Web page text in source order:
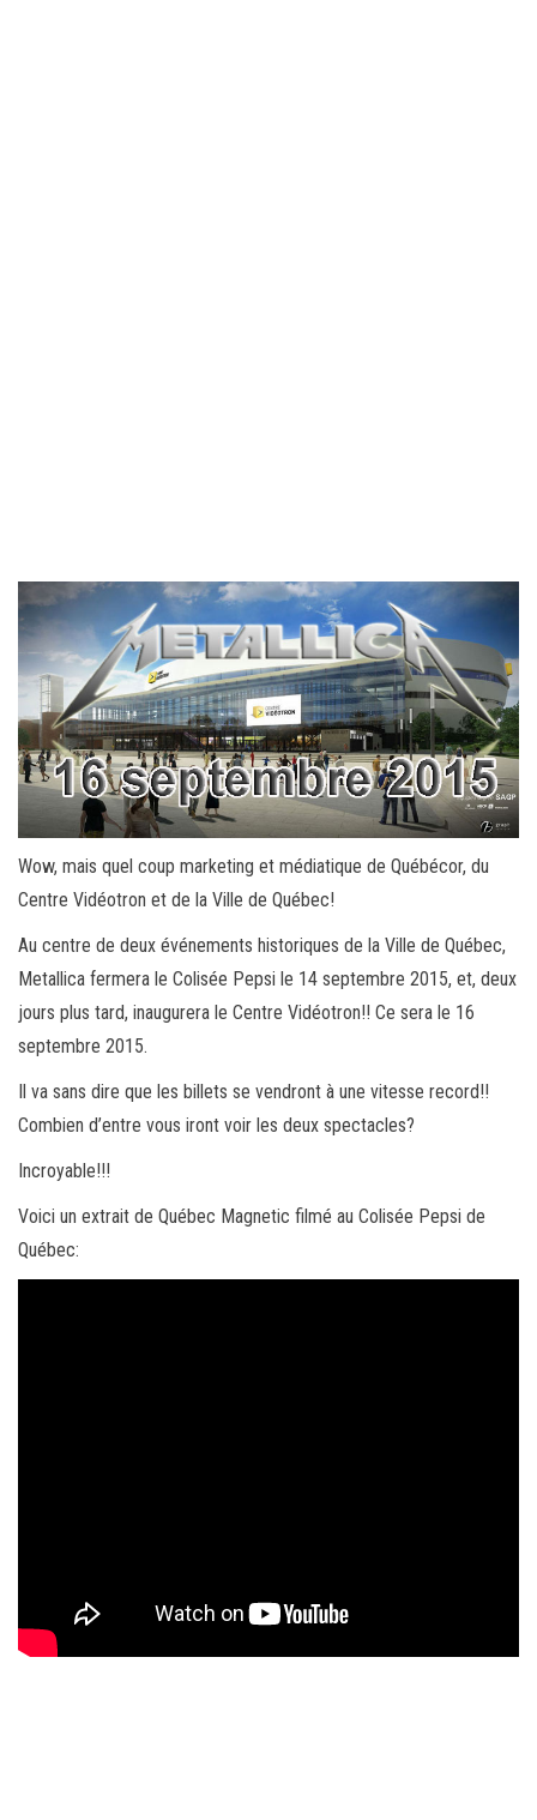
Wow, mais quel coup marketing et médiatique de Québécor, du
Centre Vidéotron et de la Ville de Québec!
Au centre de deux événements historiques de la Ville de Québec,
Metallica fermera le Colisée Pepsi le 14 septembre 2015, et, deux
jours plus tard, inaugurera le Centre Vidéotron!! Ce sera le 16
septembre 2015.
Il va sans dire que les billets se vendront à une vitesse record!!
Combien d’entre vous iront voir les deux spectacles?
Incroyable!!!
Voici un extrait de Québec Magnetic filmé au Colisée Pepsi de
Québec: